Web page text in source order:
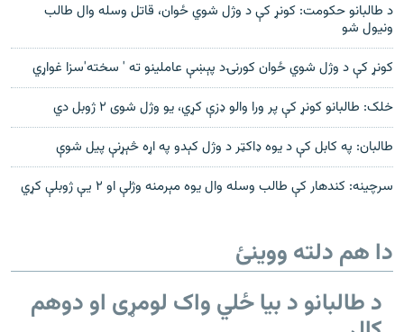
د طالبانو حکومت: کونړ کې د وژل شوي ځوان، قاتل وسله وال طالب
ونیول شو
کونړ کې د وژل شوي ځوان کورنۍد پېښې عاملینو ته ' سخته'سزا غواړي
خلک: طالبانو کونړ کې پر ورا والو ډزې کړي، یو وژل شوی ۲ ژوبل دي
طالبان: په کابل کې د یوه ډاکټر د وژل کېدو په اړه څېړنې پیل شوې
سرچینه: کندهار کې طالب وسله وال یوه مېرمنه وژلې او ۲ یې ژوبلې کړي
دا هم دلته ووینئ
د طالبانو د بیا ځلي واک لومړی او دوهم